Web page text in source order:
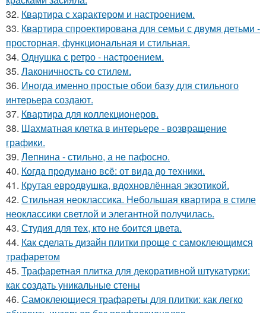
32. Квартира с характером и настроением.
33. Квартира спроектирована для семьи с двумя детьми -
просторная, функциональная и стильная.
34. Однушка с ретро - настроением.
35. Лаконичность со стилем.
36. Иногда именно простые обои базу для стильного
интерьера создают.
37. Квартира для коллекционеров.
38. Шахматная клетка в интерьере - возвращение
графики.
39. Лепнина - стильно, а не пафосно.
40. Когда продумано всё: от вида до техники.
41. Крутая евродвушка, вдохновлённая экзотикой.
42. Стильная неоклассика. Небольшая квартира в стиле
неоклассики светлой и элегантной получилась.
43. Студия для тех, кто не боится цвета.
44. Как сделать дизайн плитки проще с самоклеющимся
трафаретом
45. Трафаретная плитка для декоративной штукатурки:
как создать уникальные стены
46. Самоклеющиеся трафареты для плитки: как легко